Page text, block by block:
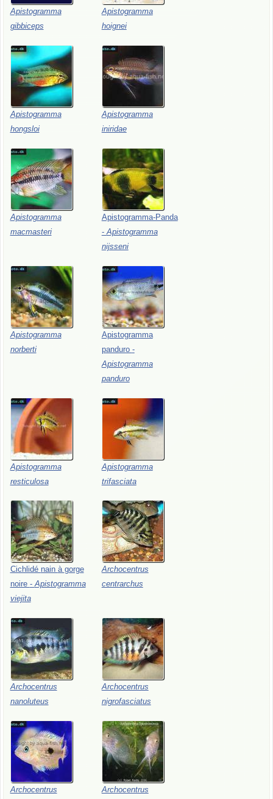
Apistogramma
gibbiceps
Apistogramma
hoignei
Apistogramma
hongsloi
Apistogramma
iniridae
Apistogramma
macmasteri
Apistogramma-Panda
- Apistogramma
nijsseni
Apistogramma
norberti
Apistogramma
panduro -
Apistogramma
panduro
Apistogramma
resticulosa
Apistogramma
trifasciata
Cichlidé nain à gorge
noire -Apistogramma
viejita
Archocentrus
centrarchus
Archocentrus
nanoluteus
Archocentrus
nigrofasciatus
Archocentrus
Archocentrus